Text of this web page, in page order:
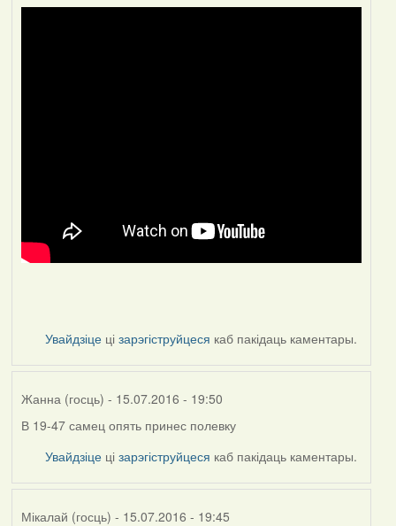
Увайдзіце цізарэгіструйцеся каб пакідаць каментары.
Жанна (госць) - 15.07.2016 - 19:50
В 19-47 самец опять принес полевку
Увайдзіце цізарэгіструйцеся каб пакідаць каментары.
Мікалай (госць) - 15.07.2016 - 19:45